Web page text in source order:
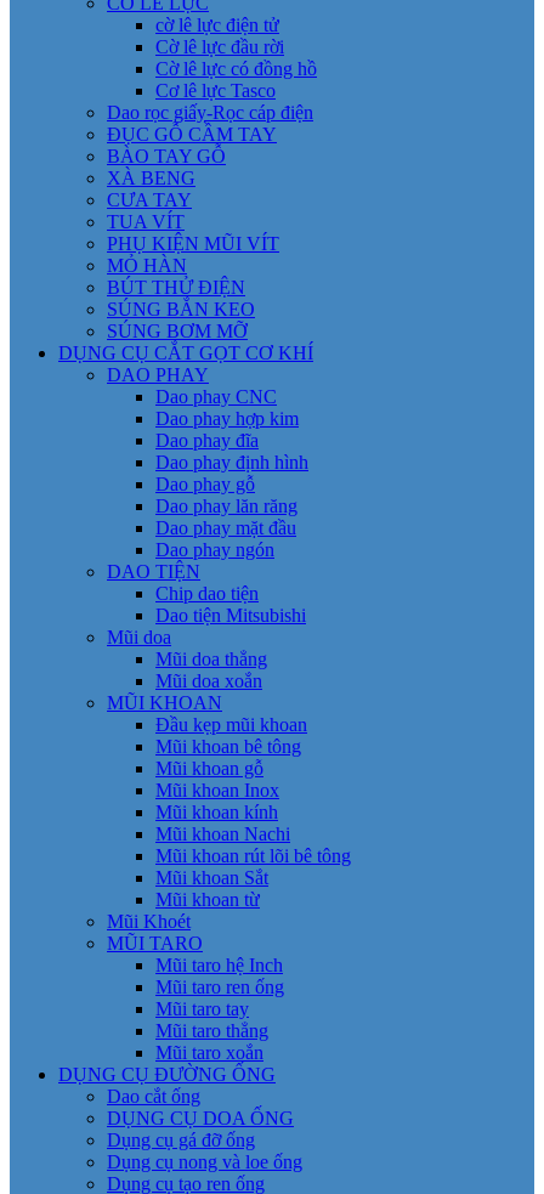
cờ lê lực điện tử
Cờ lê lực đầu rời
Cờ lê lực có đồng hồ
Cơ lê lực Tasco
Dao rọc giấy-Rọc cáp điện
ĐỤC GỖ CẦM TAY
BÀO TAY GỖ
XÀ BENG
CƯA TAY
TUA VÍT
PHỤ KIỆN MŨI VÍT
MỎ HÀN
BÚT THỬ ĐIỆN
SÚNG BẮN KEO
SÚNG BƠM MỠ
DỤNG CỤ CẮT GỌT CƠ KHÍ
DAO PHAY
Dao phay CNC
Dao phay hợp kim
Dao phay đĩa
Dao phay định hình
Dao phay gỗ
Dao phay lăn răng
Dao phay mặt đầu
Dao phay ngón
DAO TIỆN
Chip dao tiện
Dao tiện Mitsubishi
Mũi doa
Mũi doa thẳng
Mũi doa xoắn
MŨI KHOAN
Đầu kẹp mũi khoan
Mũi khoan bê tông
Mũi khoan gỗ
Mũi khoan Inox
Mũi khoan kính
Mũi khoan Nachi
Mũi khoan rút lõi bê tông
Mũi khoan Sắt
Mũi khoan từ
Mũi Khoét
MŨI TARO
Mũi taro hệ Inch
Mũi taro ren ống
Mũi taro tay
Mũi taro thẳng
Mũi taro xoắn
DỤNG CỤ ĐƯỜNG ỐNG
Dao cắt ống
DỤNG CỤ DOA ỐNG
Dụng cụ gá đỡ ống
Dụng cụ nong và loe ống
Dụng cụ tạo ren ống